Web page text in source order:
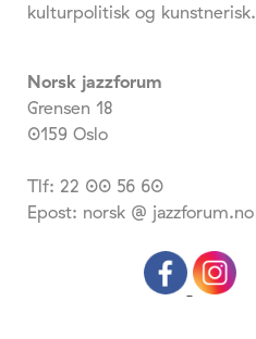
kulturpolitisk og kunstnerisk.
Norsk jazzforum
Grensen 18
0159 Oslo
Tlf: 22 00 56 60
Epost: norsk @ jazzforum.no